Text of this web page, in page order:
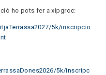
ho pots fer a xipgroc:
5k/inscripcio
5k/inscripc